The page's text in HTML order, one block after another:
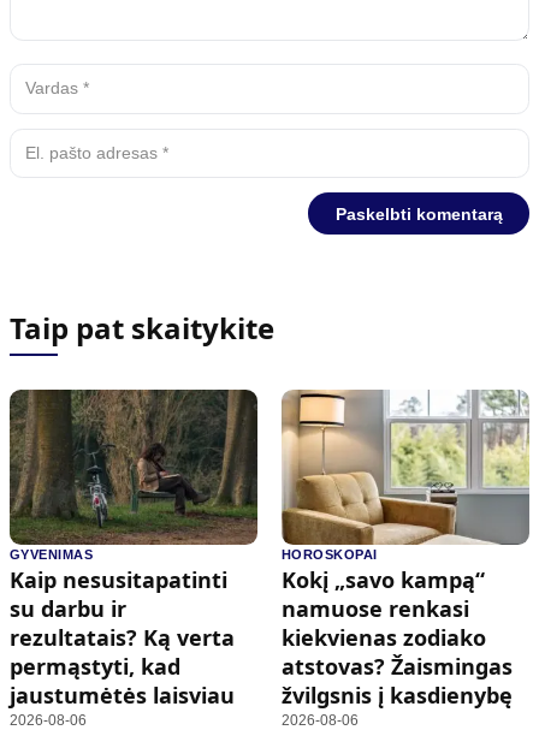
Taip pat skaitykite
GYVENIMAS
Kaip nesusitapatinti
su darbu ir
rezultatais? Ką verta
permąstyti, kad
jaustumėtės laisviau
2026-08-06
HOROSKOPAI
Kokį „savo kampą“
namuose renkasi
kiekvienas zodiako
atstovas? Žaismingas
žvilgsnis į kasdienybę
2026-08-06